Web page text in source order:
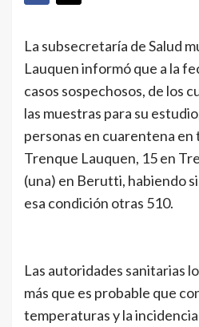
La subsecretaría de Salud
Lauquen informó que a la
casos sospechosos, de los
las muestras para su
personas en cuarentena
Trenque Lauquen, 15 en
(una) en Berutti, habiendo
esa condición otras 510.
Las autoridades sanitarias
más que es probable que
temperaturas y la